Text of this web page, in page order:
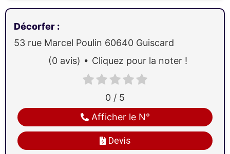
Décorfer :
53 rue Marcel Poulin 60640 Guiscard
Devis
Afficher le N°
0 / 5
(0 avis) Cliquez pour la noter !